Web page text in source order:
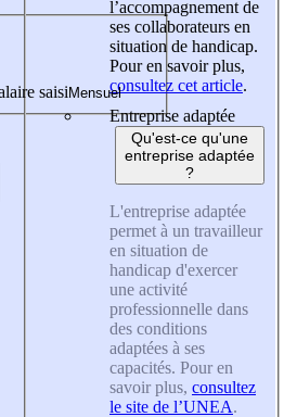
saisi
l’accompagnement de
ses collaborateurs en
situation de handicap.
Pour en savoir plus,
consultez cet article.
Entreprise adaptée
Qu'est-ce qu'une
entreprise adaptée
?
L'entreprise adaptée
permet à un travailleur
en situation de
handicap d'exercer
une activité
professionnelle dans
des conditions
adaptées à ses
capacités. Pour en
savoir plus, consultez
le site de l’UNEA.